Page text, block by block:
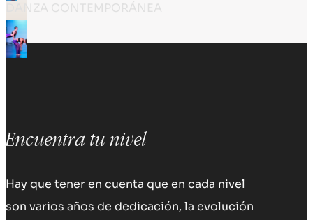
DANZA CONTEMPORÁNEA
Encuentra tu nivel
Hay que tener en cuenta que en cada nivel
son varios años de dedicación, la evolución